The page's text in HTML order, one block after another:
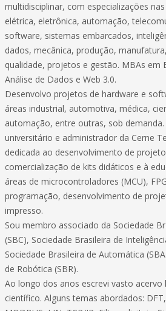
multidisciplinar, com especializações
elétrica, eletrônica, automação,
software, sistemas embarcados,
dados, mecânica, produção,
qualidade, projetos e gestão. MBAs em
Análise de Dados e Web 3.0.
Desenvolvo projetos de hardware e
áreas industrial, automotiva, médica,
automação, entre outras, sob
universitário e administrador da Cerne
dedicada ao desenvolvimento de
comercialização de kits didáticos e à
áreas de microcontroladores (MCU),
programação, desenvolvimento de
impresso.
Sou membro associado da Sociedade
(SBC), Sociedade Brasileira de
Sociedade Brasileira de Automática
de Robótica (SBR).
Ao longo dos anos escrevi vasto acervo
científico. Alguns temas abordados: